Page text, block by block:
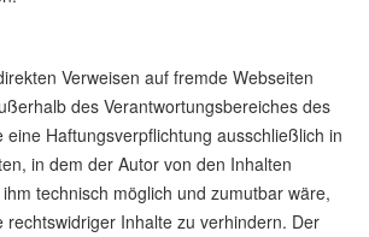
Verweisen auf fremde Webseiten
des Verantwortungsbereiches des
eine Haftungsverpflichtung ausschließlich in
in dem der Autor von den Inhalten
technisch möglich und zumutbar wäre,
rechtswidriger Inhalte zu verhindern. Der